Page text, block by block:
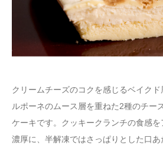
クリームチーズのコクを感じるベイク
ルポーネのムース層を重ねた2種のチー
ケーキです。クッキークランチの食感
濃厚に、半解凍ではさっぱりとした口あ